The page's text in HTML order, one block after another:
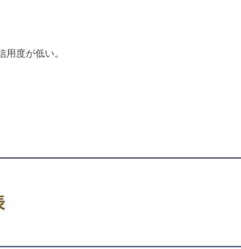
度が低い。